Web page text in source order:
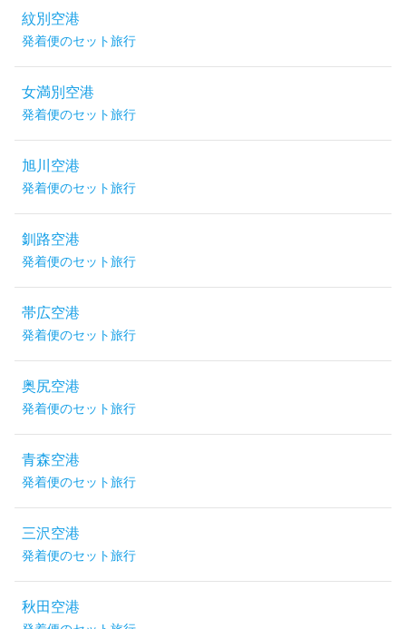
紋別空港
発着便のセット旅行
女満別空港
発着便のセット旅行
旭川空港
発着便のセット旅行
釧路空港
発着便のセット旅行
帯広空港
発着便のセット旅行
奥尻空港
発着便のセット旅行
青森空港
発着便のセット旅行
三沢空港
発着便のセット旅行
秋田空港